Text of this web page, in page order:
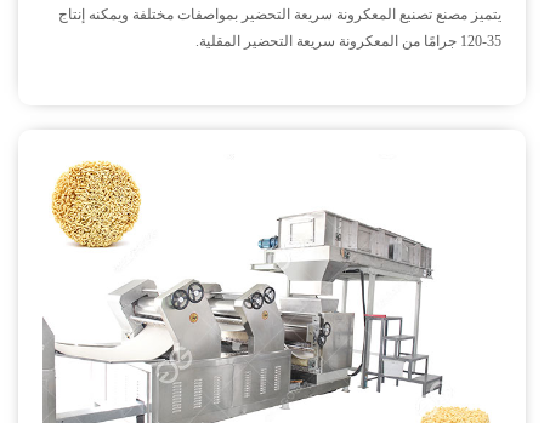
يتميز مصنع تصنيع المعكرونة سريعة التحضير بمواصفات مختلفة ويمكنه إنتاج
35-120 جرامًا من المعكرونة سريعة التحضير المقلية.